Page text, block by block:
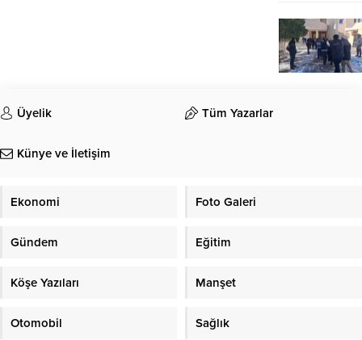
Üyelik Tüm Yazarlar
Künye ve İletişim
Ekonomi Foto Galeri
Gündem Eğitim
Köşe Yazıları Manşet
Otomobil Sağlık